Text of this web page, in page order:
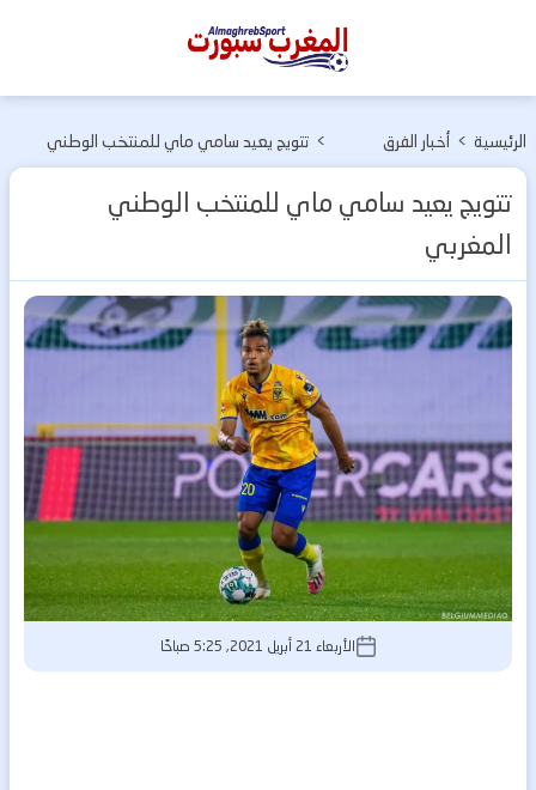
المغرب
الرئيسية > أخبار الفرق
> تتويج يعيد سامي ماي للمنتخب الوطني
تتويج يعيد سامي ماي للمنتخب الوطني
المغربي
الأربعاء 21 أبريل 2021, 5:25 صباحًا